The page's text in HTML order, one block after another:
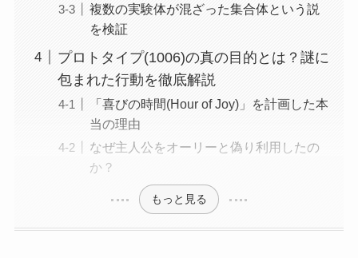
複数の実験体が混ざった集合体という説
を検証
プロトタイプ(1006)の真の目的とは？謎に
包まれた行動を徹底解説
「喜びの時間(Hour of Joy)」を計画した本
当の理由
なぜ主人公をオーリーと偽り利用したの
か？
もっと見る